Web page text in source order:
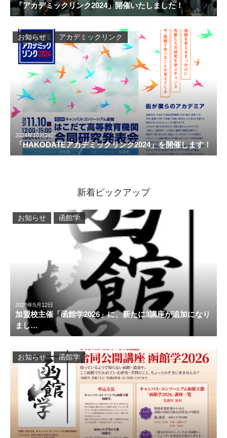
「アカデミックリンク2024」開催いたしました！
2024年10月24日
「HAKODATEアカデミックリンク2024」を開催します！
お知らせ アカデミックリンク
新着ピックアップ
2026年5月12日
加盟校主催「函館学2026」に、新たに3講座が追加になり
まし…
お知らせ 函館学
お知らせ 函館学